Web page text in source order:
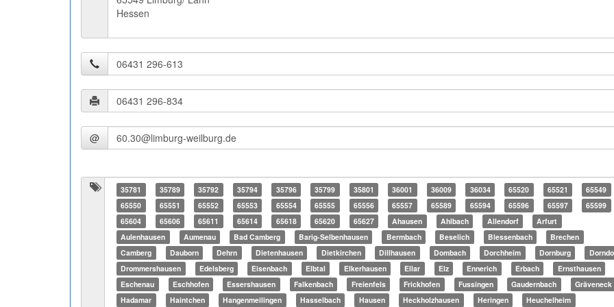
Hessen
@
35781 35789 35792 35794 35796 35799 35801 36001 36009 36034 65520 65521
65549
65550
65551 65552 65553 65554 65555 65556 65557 65589 65594 65596 65597
65599
65604
65606 65611 65614 65618 65620 65627 Ahausen Ahlbach Allendorf
Arfurt
Aulenhausen
Aumenau Bad Camberg Barig-Selbenhausen Bermbach Beselich Blessenbach
Brechen
Camberg
Dauborn Dehrn Dietenhausen Dietkirchen Dillhausen Dombach Dorchheim Dornburg
Drommershausen
Edelsberg Eisenbach Elbtal Elkerhausen Ellar Elz Ennerich Erbach
Ernsthausen
Eschenau
Eschhofen Essershausen Falkenbach Freienfels Frickhofen Fussingen Gaudernbach
Gräveneck
Hadamar
Haintchen Hangenmeilingen Hasselbach Hausen Heckholzhausen Heringen Heuchelheim